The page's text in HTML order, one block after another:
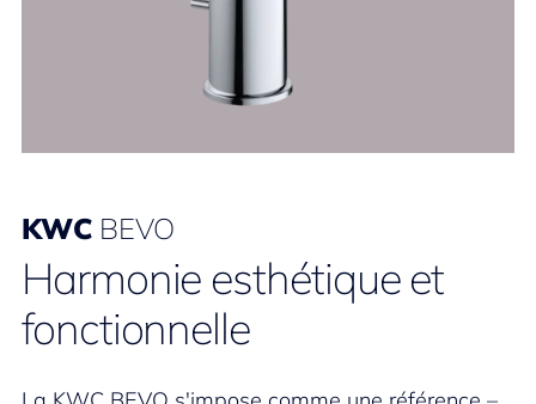
KWC BEVO
Harmonie esthétique et
fonctionnelle